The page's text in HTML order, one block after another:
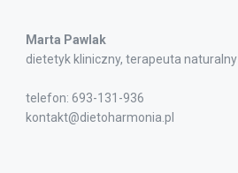
Marta Pawlak
dietetyk kliniczny, terapeuta naturalny
telefon: 693-131-936
kontakt@dietoharmonia.pl